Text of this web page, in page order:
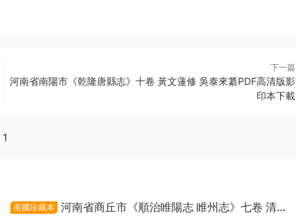
下一篇
河南省南陽市《乾隆唐縣志》十卷 黃文蓮修 吳泰來纂PDF高清版影
印本下載
1
美國珍藏本
河南省商丘市《順治睢陽志 睢州志》七卷 清戴